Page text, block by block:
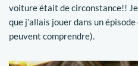
voiture était de circonstance!!
que j’allais jouer dans un
peuvent comprendre).